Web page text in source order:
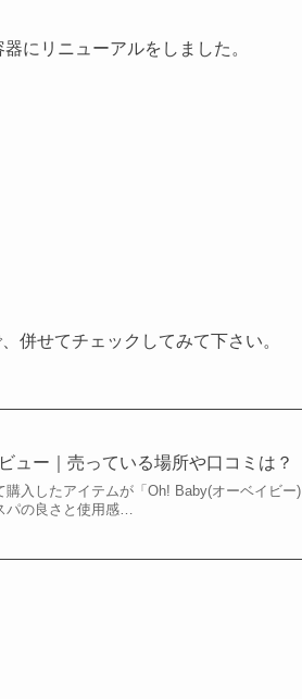
にリニューアルをしました。
併せてチェックしてみて下さい。
ュー｜売っている場所や口コミは？
入したアイテムが「Oh! Baby(オーベイビー)
パの良さと使用感…